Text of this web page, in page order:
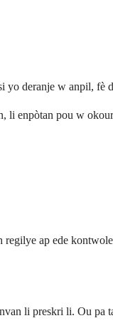
yo deranje w anpil, fè
li enpòtan pou w
ap ede
li preskri li. Ou